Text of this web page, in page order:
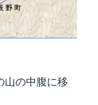
山の中腹に移